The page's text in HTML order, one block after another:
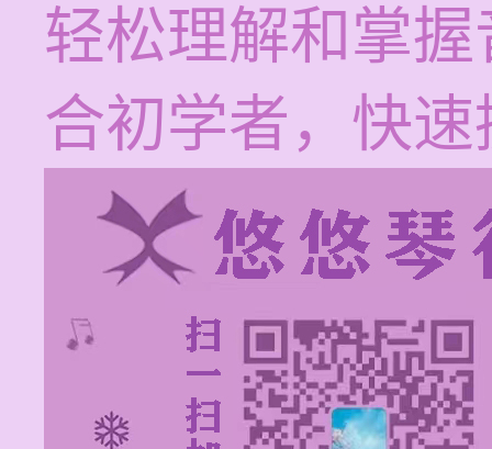
轻松理解和掌
合初学者，快